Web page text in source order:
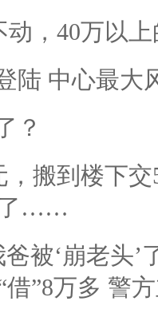
动，40万以
陆 中心最大
？
，搬到楼下
了……
被‘崩老头’
”8万多 警